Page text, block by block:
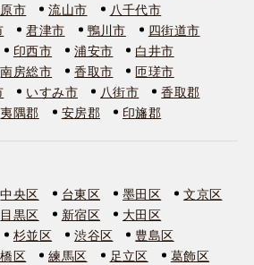
市 流山市
八千代市
君津市 鴨川市
四街道市
印西市 浦安市
白井市
南房総市 香取市
匝瑳市
いすみ市 八街市
香取郡
夷隅郡 安房郡 印旛郡
中央区 台東区 墨田区
文京区
目黒区 新宿区
大田区
杉並区 渋谷区
豊島区
区 練馬区 足立区
葛飾区